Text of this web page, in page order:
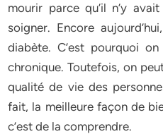
mourir parce qu’il n’y
soigner. Encore
diabète. C’est pourquoi
chronique. Toutefois, on
qualité de vie des
fait, la meilleure façon de
c’est de la comprendre.